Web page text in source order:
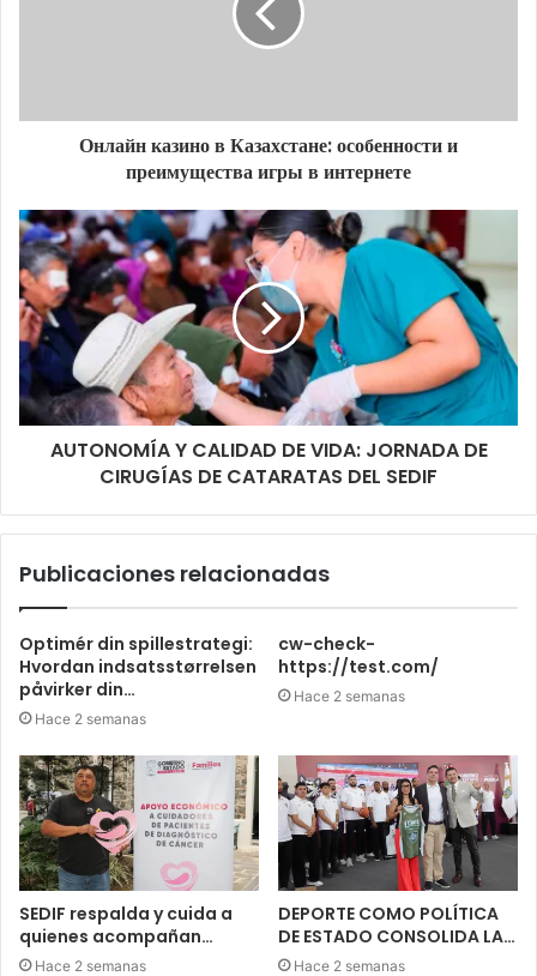
Онлайн казино в Казахстане: особенности и
преимущества игры в интернете
AUTONOMÍA Y CALIDAD DE VIDA: JORNADA DE
CIRUGÍAS DE CATARATAS DEL SEDIF
Publicaciones relacionadas
Optimér din spillestrategi:
Hvordan indsatsstørrelsen
påvirker din…
Hace 2 semanas
cw-check-
https://test.com/
Hace 2 semanas
SEDIF respalda y cuida a
quienes acompañan…
Hace 2 semanas
DEPORTE COMO POLÍTICA
DE ESTADO CONSOLIDA LA…
Hace 2 semanas